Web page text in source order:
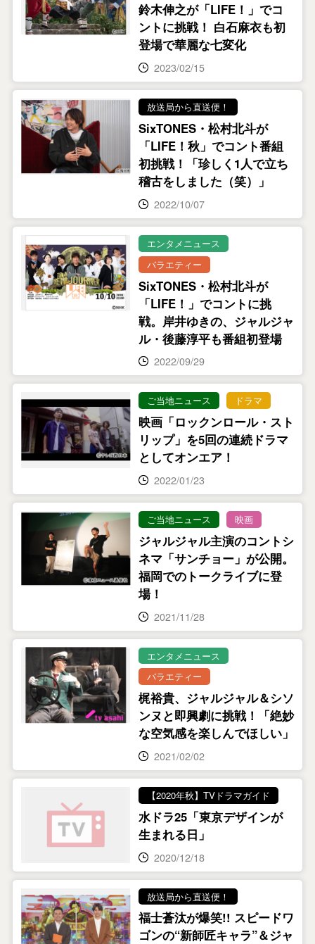
鈴木伸之が「LIFE！」でコ
ントに挑戦！ 白石麻衣も初
登場で華麗な七変化
2023/02/15
放送局から直送便！
SixTONES・松村北斗が
「LIFE！秋」でコント番組
初挑戦！「珍しく1人で立ち
稽古をしました（笑）」
2022/10/07
エンタメニュース
バラエティー
SixTONES・松村北斗が
「LIFE！」でコントに挑
戦。岸井ゆきの、ジャルジャ
ル・後藤淳平も番組初登場
2022/09/29
ご当地ニュース ドラマ
映画「ロックンロール・スト
リップ」を5回の連続ドラマ
としてオンエア！
2022/01/23
ご当地ニュース 映画
ジャルジャル主演のコントシ
ネマ「サンチョー」が公開。
福岡でのトークライブに登
場！
2021/11/28
エンタメニュース
バラエティー
梶裕貴、ジャルジャル＆シソ
ンヌと即興劇に挑戦！「絶妙
な空気感を楽しんでほしい」
2021/02/02
【2020年秋】TVドラマガイド
水ドラ25「東京デザインが
生まれる日」
2020/12/18
放送局から直送便！
福士蒼汰が爆笑!! スピードワ
ゴンの“新師匠キャラ”＆ジャ